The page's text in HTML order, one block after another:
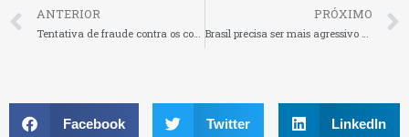
ANTERIOR
Tentativa de fraude contra os consumidores bate recorde, diz a Serasa
PRÓXIMO
Brasil precisa ser mais agressivo na busca por parceiros comerciais, dizem especialistas
Facebook Twitter LinkedIn